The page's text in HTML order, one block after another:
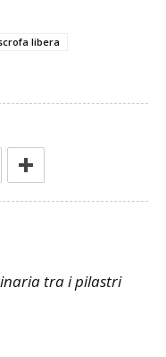
libera
tra i pilastri